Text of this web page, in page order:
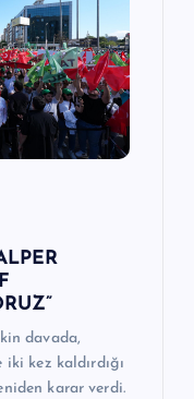
davada,
kez kaldırdığı
karar verdi.